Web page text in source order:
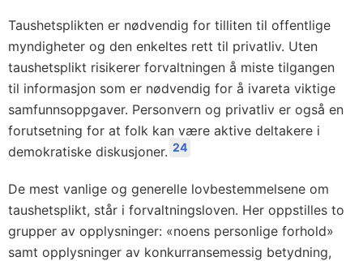
Taushetsplikten er nødvendig for tilliten til offentlige
myndigheter og den enkeltes rett til privatliv. Uten
taushetsplikt risikerer forvaltningen å miste tilgangen
til informasjon som er nødvendig for å ivareta viktige
samfunnsoppgaver. Personvern og privatliv er også en
forutsetning for at folk kan være aktive deltakere i
demokratiske diskusjoner. 24
De mest vanlige og generelle lovbestemmelsene om
taushetsplikt, står i forvaltningsloven. Her oppstilles to
grupper av opplysninger: «noens personlige forhold»
samt opplysninger av konkurransemessig betydning,